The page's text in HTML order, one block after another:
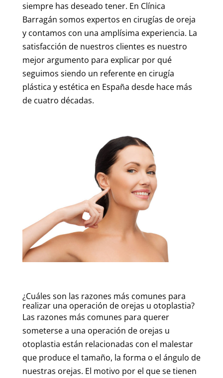
siempre has deseado tener. En Clínica
Barragán somos expertos en cirugías de oreja
y contamos con una amplísima experiencia. La
satisfacción de nuestros clientes es nuestro
mejor argumento para explicar por qué
seguimos siendo un referente en cirugía
plástica y estética en España desde hace más
de cuatro décadas.
¿Cuáles son las razones más comunes para
realizar una operación de orejas u otoplastia?
Las razones más comunes para querer
someterse a una operación de orejas u
otoplastia están relacionadas con el malestar
que produce el tamaño, la forma o el ángulo de
nuestras orejas. El motivo por el que se tienen